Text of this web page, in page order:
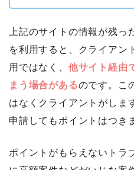
上記のサイトの情報が残
を利用すると、クライアン
用ではなく、 他サイト経由
まう場合があるのです。こ
はなくクライアントがしま
申請してもポイントはつき
ポイントがもらえないトラ